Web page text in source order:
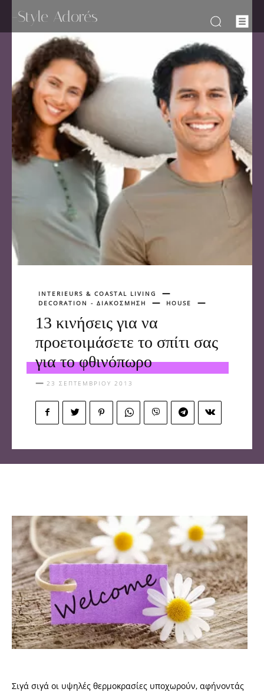
-Style Adorés
INTERIEURS & COASTAL LIVING
DECORATION - ΔΙΑΚΟΣΜΗΣΗ
HOUSE
13 κινήσεις για να
προετοιμάσετε το σπίτι σας
για το φθινόπωρο
23 ΣΕΠΤΕΜΒΡΊΟΥ 2013
Σιγά σιγά οι υψηλές θερμοκρασίες υποχωρούν, αφήνοντάς